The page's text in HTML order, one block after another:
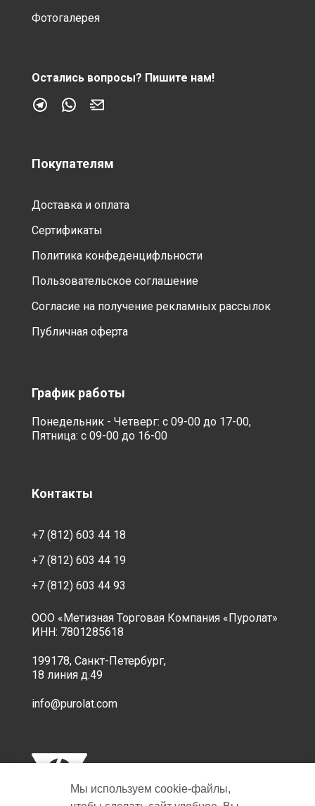
Фотогалерея
Остались вопросы? Пишите нам!
Покупателям
Доставка и оплата
Сертификаты
Политика конфеденцифльности
Пользовательское соглашение
Согласие на получение рекламных рассылок
Публичная оферта
График работы
Понедельник - Четверг: с 09-00 до 17-00,
Пятница: с 09-00 до 16-00
Контакты
+7 (812) 603 44 18
+7 (812) 603 44 19
+7 (812) 603 44 93
ООО «Метизная Торговая Компания «Пуролат»
ИНН: 7801285618
199178, Санкт-Петербург,
18 линия д.49
info@purolat.com
Мы используем cookie‑файлы,